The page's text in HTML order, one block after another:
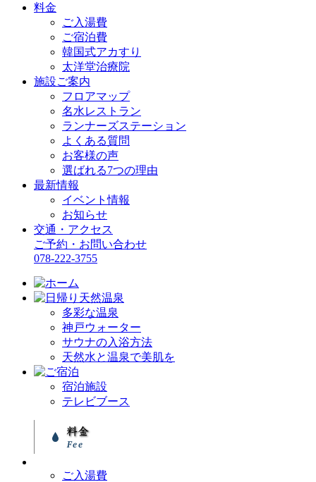
料金
ご入湯費
ご宿泊費
韓国式アカすり
太洋堂治療院
施設ご案内
フロアマップ
名水レストラン
ランナーズステーション
よくある質問
お客様の声
選ばれる7つの理由
最新情報
イベント情報
お知らせ
交通・アクセス
ご予約・お問い合わせ
078-222-3755
多彩な温泉
神戸ウォーター
サウナの入浴方法
天然水と温泉で美肌を
宿泊施設
テレビブース
ご入湯費